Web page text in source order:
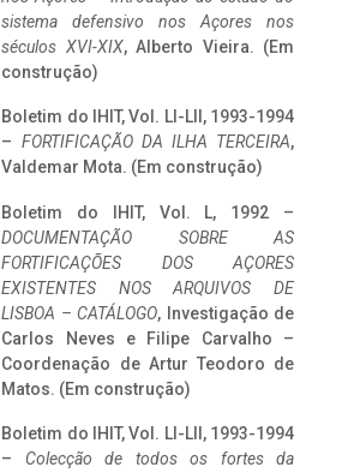
sistema defensivo nos Açores nos
séculos XVI-XIX, Alberto Vieira. (Em
construção)
Boletim do IHIT, Vol. LI-LII, 1993-1994
– FORTIFICAÇÃO DA ILHA TERCEIRA,
Valdemar Mota. (Em construção)
Boletim do IHIT, Vol. L, 1992 –
DOCUMENTAÇÃO SOBRE AS
FORTIFICAÇÕES DOS AÇORES
EXISTENTES NOS ARQUIVOS DE
LISBOA – CATÁLOGO, Investigação de
Carlos Neves e Filipe Carvalho –
Coordenação de Artur Teodoro de
Matos. (Em construção)
Boletim do IHIT, Vol. LI-LII, 1993-1994
– Colecção de todos os fortes da